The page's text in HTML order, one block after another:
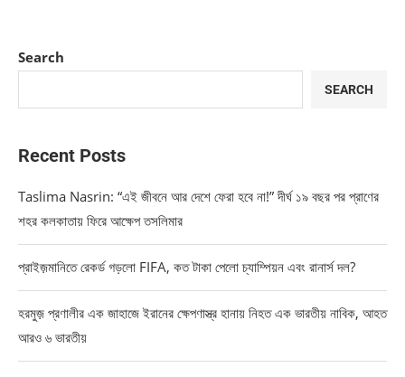
Search
SEARCH
Recent Posts
Taslima Nasrin: “এই জীবনে আর দেশে ফেরা হবে না!” দীর্ঘ ১৯ বছর পর প্রাণের
শহর কলকাতায় ফিরে আক্ষেপ তসলিমার
প্রাইজ়মানিতে রেকর্ড গড়লো FIFA, কত টাকা পেলো চ্যাম্পিয়ন এবং রানার্স দল?
হরমুজ় প্রণালীর এক জাহাজে ইরানের ক্ষেপণাস্ত্র হানায় নিহত এক ভারতীয় নাবিক, আহত
আরও ৬ ভারতীয়